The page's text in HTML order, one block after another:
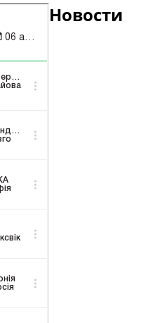
Новости